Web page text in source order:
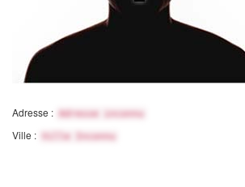
Adresse : Adresse inconnu
Ville : Ville Inconnu